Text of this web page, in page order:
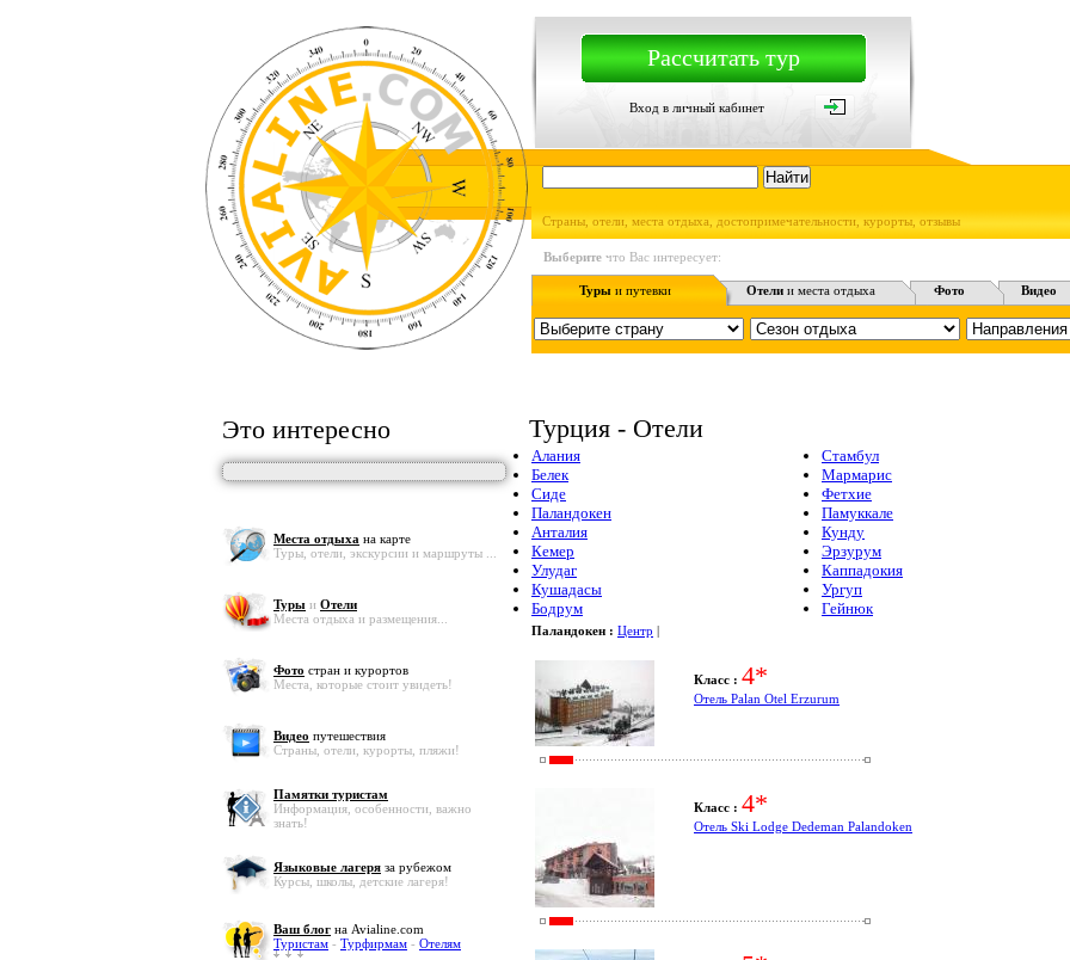
Рассчитать тур
Вход в личный кабинет
Страны, отели, места отдыха, достопримечательности, курорты, отзывы
Выберите что Вас интересует:
Турыи путевки Отели и места отдыха Фото Видео
Это интересно
Места отдыха на карте
Туры, отели, экскурсии и маршруты ...
Туры и Отели
Места отдыха и размещения...
Фото стран и курортов
Места, которые стоит увидеть!
Видео путешествия
Страны, отели, курорты, пляжи!
Памятки туристам
Информация, особенности, важно
знать!
Языковые лагеря за рубежом
Курсы, школы, детские лагеря!
Ваш блог на Avialine.com
Туристам - Турфирмам - Отелям
Турция - Отели
Алания
Белек
Сиде
Паландокен
Анталия
Кемер
Улудаг
Кушадасы
Бодрум
Стамбул
Мармарис
Фетхие
Памуккале
Кунду
Эрзурум
Каппадокия
Ургуп
Гейнюк
Паландокен : Центр |
Класс : 4*
Отель Palan Otel Erzurum
Класс : 4*
Отель Ski Lodge Dedeman Palandoken